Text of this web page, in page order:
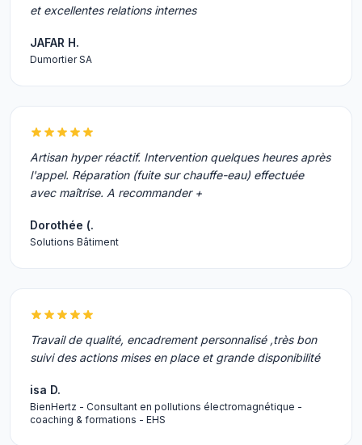
et excellentes relations internes
JAFAR H.
Dumortier SA
Artisan hyper réactif. Intervention quelques heures après
l'appel. Réparation (fuite sur chauffe-eau) effectuée
avec maîtrise. A recommander +
Dorothée (.
Solutions Bâtiment
Travail de qualité, encadrement personnalisé ,très bon
suivi des actions mises en place et grande disponibilité
isa D.
BienHertz - Consultant en pollutions électromagnétique -
coaching & formations - EHS